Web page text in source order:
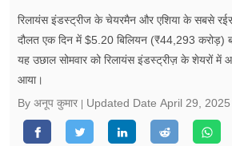
वीडियो
रिलेशनशिप
जीवन मंत्रा
रिलायंस इंडस्ट्रीज के चेयरमैन और एशिया के सबसे
दौलत एक दिन में $5.20 बिलियन (₹44,293 करोड़)
यह उछाल सोमवार को रिलायंस इंडस्ट्रीज़ के शेयरों
आया।
By अनूप कुमार
Updated Date April 29, 2025